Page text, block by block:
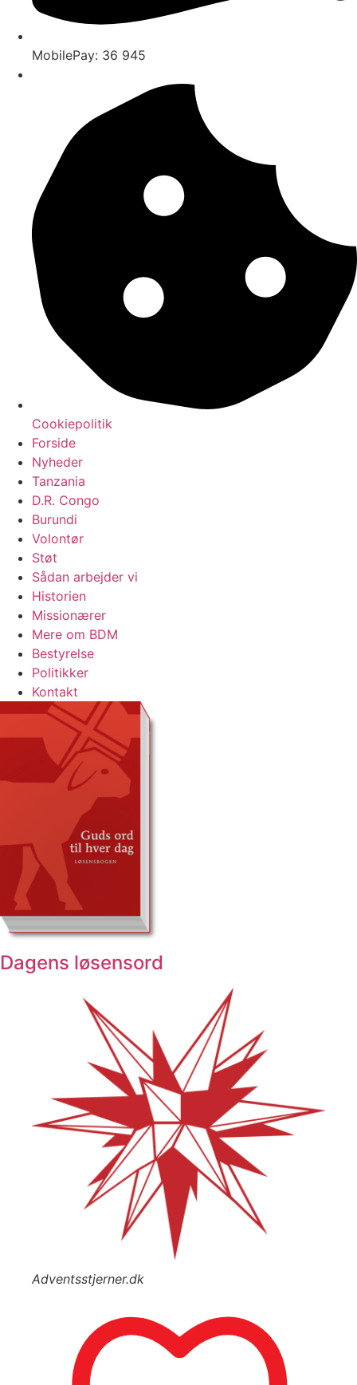
MobilePay: 36 945
Cookiepolitik
Forside
Nyheder
Tanzania
D.R. Congo
Burundi
Volontør
Støt
Sådan arbejder vi
Historien
Missionærer
Mere om BDM
Bestyrelse
Politikker
Kontakt
Dagens løsensord
Adventsstjerner.dk